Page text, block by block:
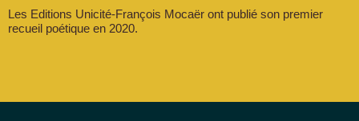
Les Editions Unicité-François Mocaër ont publié son premier
recueil poétique en 2020.